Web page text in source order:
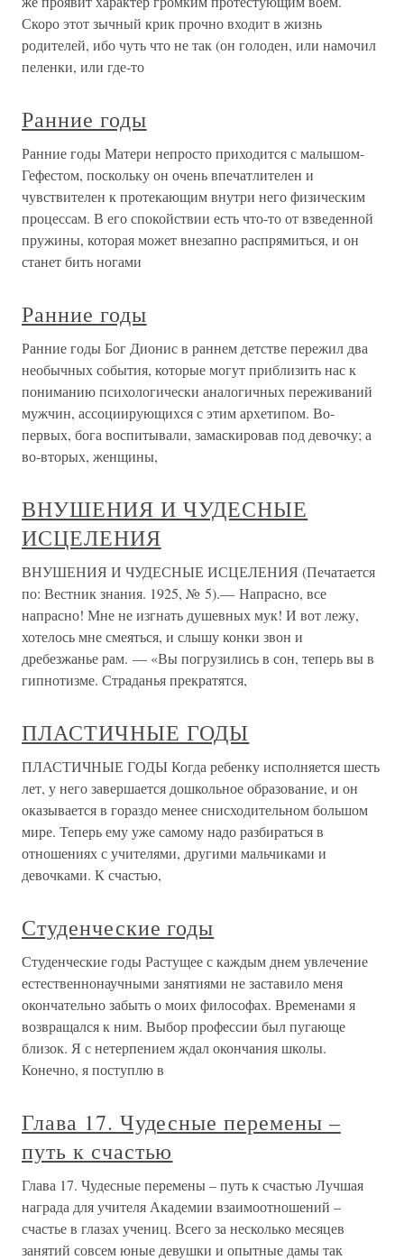
Скоро этот зычный крик прочно входит в жизнь
родителей, ибо чуть что не так (он голоден, или намочил
пеленки, или где-то
Ранние годы
Ранние годы Матери непросто приходится с малышом-
Гефестом, поскольку он очень впечатлителен и
чувствителен к протекающим внутри него физическим
процессам. В его спокойствии есть что-то от взведенной
пружины, которая может внезапно распрямиться, и он
станет бить ногами
Ранние годы
Ранние годы Бог Дионис в раннем детстве пережил два
необычных события, которые могут приблизить нас к
пониманию психологически аналогичных переживаний
мужчин, ассоциирующихся с этим архетипом. Во-
первых, бога воспитывали, замаскировав под девочку; а
во-вторых, женщины,
ВНУШЕНИЯ И ЧУДЕСНЫЕ
ИСЦЕЛЕНИЯ
ВНУШЕНИЯ И ЧУДЕСНЫЕ ИСЦЕЛЕНИЯ (Печатается
по: Вестник знания. 1925, № 5).— Напрасно, все
напрасно! Мне не изгнать душевных мук! И вот лежу,
хотелось мне смеяться, и слышу конки звон и
дребезжанье рам. — «Вы погрузились в сон, теперь вы в
гипнотизме. Страданья прекратятся,
ПЛАСТИЧНЫЕ ГОДЫ
ПЛАСТИЧНЫЕ ГОДЫ Когда ребенку исполняется шесть
лет, у него завершается дошкольное образование, и он
оказывается в гораздо менее снисходительном большом
мире. Теперь ему уже самому надо разбираться в
отношениях с учителями, другими мальчиками и
девочками. К счастью,
Студенческие годы
Студенческие годы Растущее с каждым днем увлечение
естественнонаучными занятиями не заставило меня
окончательно забыть о моих философах. Временами я
возвращался к ним. Выбор профессии был пугающе
близок. Я с нетерпением ждал окончания школы.
Конечно, я поступлю в
Глава 17. Чудесные перемены –
путь к счастью
Глава 17. Чудесные перемены – путь к счастью Лучшая
награда для учителя Академии взаимоотношений –
счастье в глазах учениц. Всего за несколько месяцев
занятий совсем юные девушки и опытные дамы так